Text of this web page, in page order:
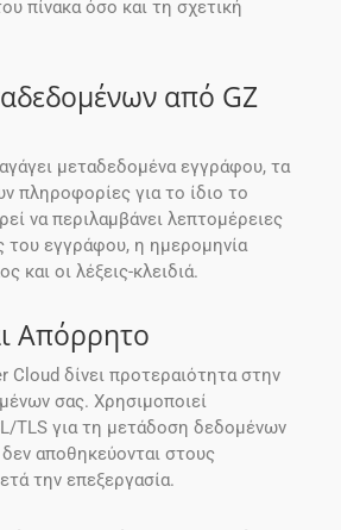
πίνακα όσο και τη σχετική
από GZ
μεταδεδομένα εγγράφου, τα
πληροφορίες για το ίδιο το
να περιλαμβάνει λεπτομέρειες
εγγράφου, η ημερομηνία
και οι λέξεις-κλειδιά.
Απόρρητο
Cloud δίνει προτεραιότητα στην
σας. Χρησιμοποιεί
TLS για τη μετάδοση δεδομένων
αποθηκεύονται στους
την επεξεργασία.